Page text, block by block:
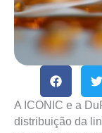
A ICONIC e a
distribuição da